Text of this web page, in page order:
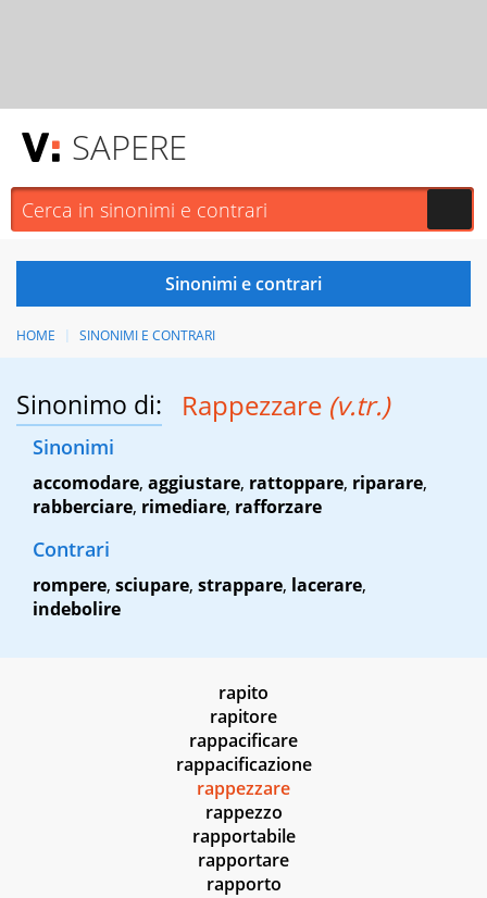
SAPERE
HOME SINONIMI E CONTRARI
Sinonimo di: Rappezzare (v.tr.)
Sinonimi
accomodare, aggiustare, rattoppare, riparare,
rabberciare, rimediare, rafforzare
Contrari
rompere, sciupare, strappare, lacerare,
indebolire
rapito
rapitore
rappacificare
rappacificazione
rappezzare
rappezzo
rapportabile
rapportare
rapporto